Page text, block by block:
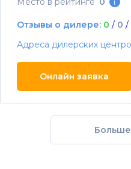
i
Отзывы о дилере: 0 / 0 /
Адреса дилерских
Онлайн заявка